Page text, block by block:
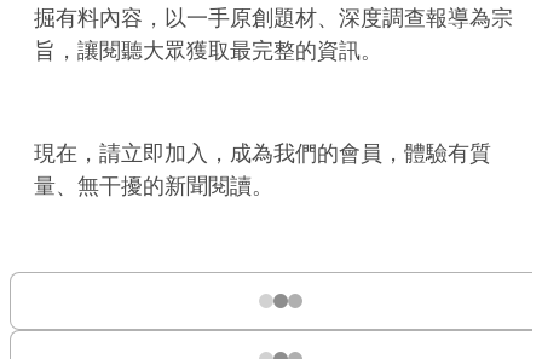
掘有料內容，以一手原創題材、深度調查報導為宗
旨，讓閱聽大眾獲取最完整的資訊。
現在，請立即加入，成為我們的會員，體驗有質
量、無干擾的新聞閱讀。